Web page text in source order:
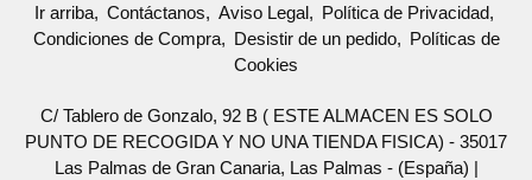
Ir arriba Contáctanos Aviso Legal
Política de Privacidad
Condiciones de Compra
Desistir de un pedido
Políticas de
Cookies
C/ Tablero de Gonzalo, 92 B ( ESTE ALMACEN ES SOLO
PUNTO DE RECOGIDA Y NO UNA TIENDA FISICA) - 35017
Las Palmas de Gran Canaria, Las Palmas - (España) |